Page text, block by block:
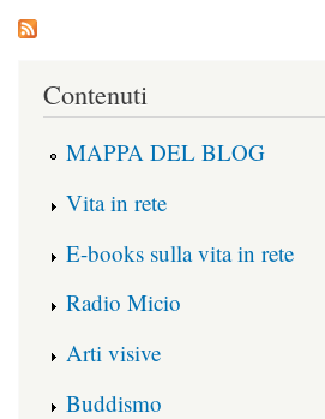
Contenuti
MAPPA DEL BLOG
Vita in rete
E-books sulla vita in rete
Radio Micio
Arti visive
Buddismo